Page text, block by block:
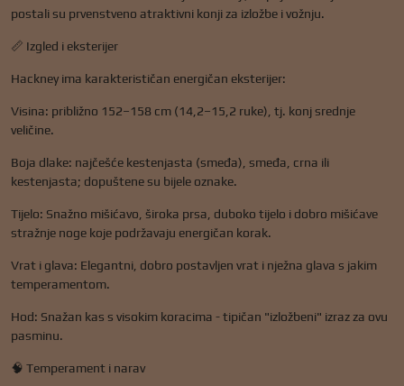
postali su prvenstveno atraktivni konji za izložbe i vožnju.
📏 Izgled i eksterijer
Hackney ima karakterističan energičan eksterijer:
Visina: približno 152–158 cm (14,2–15,2 ruke), tj. konj srednje
veličine.
Boja dlake: najčešće kestenjasta (smeđa), smeđa, crna ili
kestenjasta; dopuštene su bijele oznake.
Tijelo: Snažno mišićavo, široka prsa, duboko tijelo i dobro mišićave
stražnje noge koje podržavaju energičan korak.
Vrat i glava: Elegantni, dobro postavljen vrat i nježna glava s jakim
temperamentom.
Hod: Snažan kas s visokim koracima - tipičan "izložbeni" izraz za ovu
pasminu.
🧠 Temperament i narav